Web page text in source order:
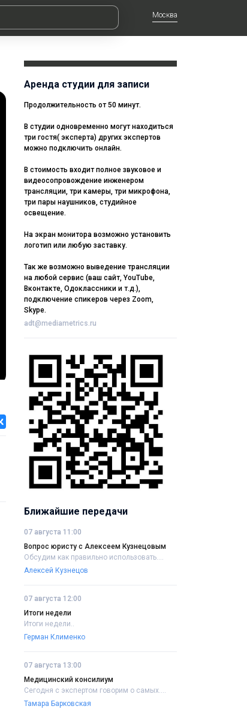
Москва
Аренда студии для записи
Продолжительность от 50 минут.
В студии одновременно могут находиться
три гостя( эксперта) других экспертов
можно подключить онлайн.
В стоимость входит полное звуковое и
видеосопровождение инженером
трансляции, три камеры, три микрофона,
три пары наушников, студийное
освещение.
На экран монитора возможно установить
логотип или любую заставку.
Так же возможно выведение трансляции
на любой сервис (ваш сайт, YouTube,
Вконтакте, Одоклассники и т.д.),
подключение спикеров через Zoom,
Skype.
adt@mediametrics.ru
Ближайшие передачи
07 августа 11:00
Вопрос юристу с Алексеем Кузнецовым
Обсудим как правильно использовать....
Алексей Кузнецов
07 августа 12:00
Итоги недели
Итоги недели..
Герман Клименко
07 августа 13:00
Медицинский консилиум
Сегодня с экспертом говорим о самых....
Тамара Барковская